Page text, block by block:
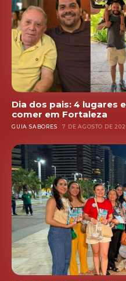
Dia dos pais: 4 lugares
comer em Fortaleza
GUIA SABORES 7 DE AGOSTO DE